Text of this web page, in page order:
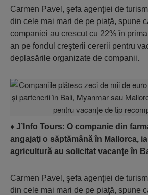
Carmen Pavel, şefa agenţiei de turism
din cele mai mari de pe piaţă, spune
companiei au crescut cu 22% în
an pe fondul creşterii cererii pentru
deplasările organizate de companii.
♦ J’Info Tours: O companie din
angajaţi o săptămână în Mallorca,
agricultură au solicitat vacanţe în
Carmen Pavel, şefa agenţiei de turism
din cele mai mari de pe piaţă, spune